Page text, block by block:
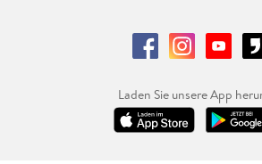
Laden Sie unsere App